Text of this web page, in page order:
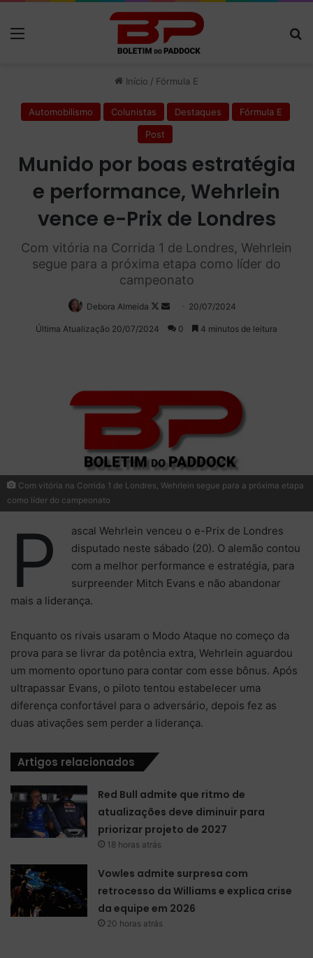
Início / Fórmula E
Automobilismo Colunistas Destaques
Fórmula E
Post
Munido por boas estratégia
e performance, Wehrlein
vence e-Prix de Londres
Com vitória na Corrida 1 de Londres, Wehrlein
segue para a próxima etapa como líder do
campeonato
Debora Almeida
Follow
on
Mande
um
20/07/2024
Última Atualização 20/07/2024 0 4 minutos de leitura
Com vitória na Corrida 1 de Londres, Wehrlein segue para a próxima etapa
como líder do campeonato
P
ascal Wehrlein venceu o e-Prix de Londres
disputado neste sábado (20). O alemão contou
com a melhor performance e estratégia, para
surpreender Mitch Evans e não abandonar
mais a liderança.
Enquanto os rivais usaram o Modo Ataque no começo da
prova para se livrar da potência extra, Wehrlein aguardou
um momento oportuno para contar com esse bônus. Após
ultrapassar Evans, o piloto tentou estabelecer uma
diferença confortável para o adversário, depois fez as
duas ativações sem perder a liderança.
Artigos relacionados
Red Bull admite que ritmo de
atualizações deve diminuir para
priorizar projeto de 2027
18 horas atrás
Vowles admite surpresa com
retrocesso da Williams e explica crise
da equipe em 2026
20 horas atrás